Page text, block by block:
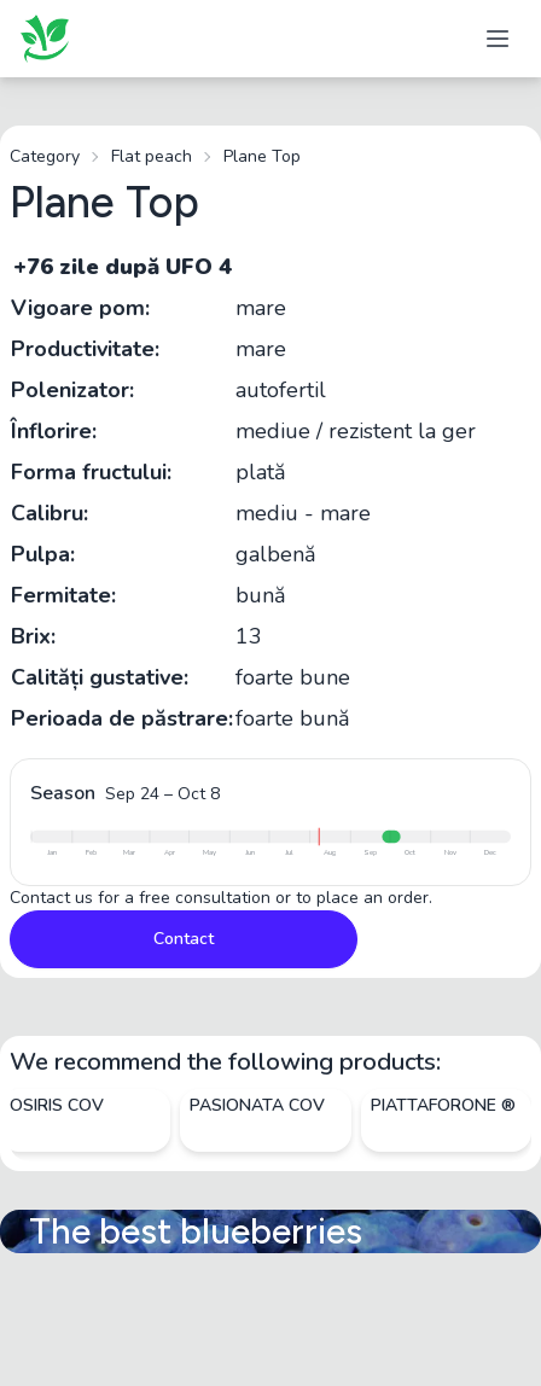
Category Flat peach Plane Top
Plane Top
+76 zile după UFO 4
Vigoare pom:
mare
Productivitate:
mare
Polenizator:
autofertil
Înflorire:
mediue / rezistent la ger
Forma fructului:
plată
Calibru:
mediu - mare
Pulpa:
galbenă
Fermitate:
bună
Brix:
13
Calități gustative:
foarte bune
Perioada de păstrare:foarte bună
Season Sep 24 – Oct 8
Jan Feb Mar Apr May Jun Jul Aug Sep Oct Nov Dec
Contact us for a free consultation or to place an order.
Contact
We recommend the following products:
OSIRIS COV PASIONATA COV PIATTAFORONE ®
The best blueberries